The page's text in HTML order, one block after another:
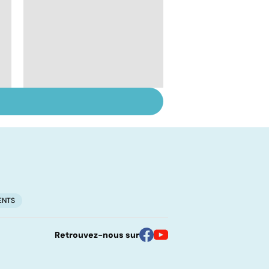
complexe
Retrouvez-nous sur